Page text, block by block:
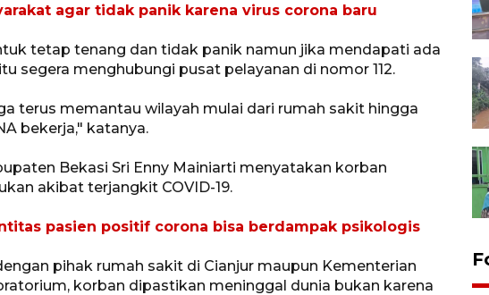
agar tidak panik karena virus corona baru
tetap tenang dan tidak panik namun jika mendapati ada
segera menghubungi pusat pelayanan di nomor 112.
terus memantau wilayah mulai dari rumah sakit hingga
bekerja," katanya.
Bekasi Sri Enny Mainiarti menyatakan korban
akibat terjangkit COVID-19.
pasien positif corona bisa berdampak psikologis
pihak rumah sakit di Cianjur maupun Kementerian
korban dipastikan meninggal dunia bukan karena